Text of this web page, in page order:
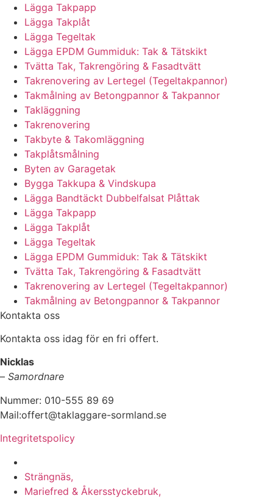
Lägga Takpapp
Lägga Takplåt
Lägga Tegeltak
Lägga EPDM Gummiduk: Tak & Tätskikt
Tvätta Tak, Takrengöring & Fasadtvätt
Takrenovering av Lertegel (Tegeltakpannor)
Takmålning av Betongpannor & Takpannor
Takläggning
Takrenovering
Takbyte & Takomläggning
Takplåtsmålning
Byten av Garagetak
Bygga Takkupa & Vindskupa
Lägga Bandtäckt Dubbelfalsat Plåttak
Lägga Takpapp
Lägga Takplåt
Lägga Tegeltak
Lägga EPDM Gummiduk: Tak & Tätskikt
Tvätta Tak, Takrengöring & Fasadtvätt
Takrenovering av Lertegel (Tegeltakpannor)
Takmålning av Betongpannor & Takpannor
Kontakta oss
Kontakta oss idag för en fri offert.
Nicklas
– Samordnare
Nummer: 010-555 89 69
Mail:offert@taklaggare-sormland.se
Integritetspolicy
Strängnäs,
Mariefred & Åkersstyckebruk,